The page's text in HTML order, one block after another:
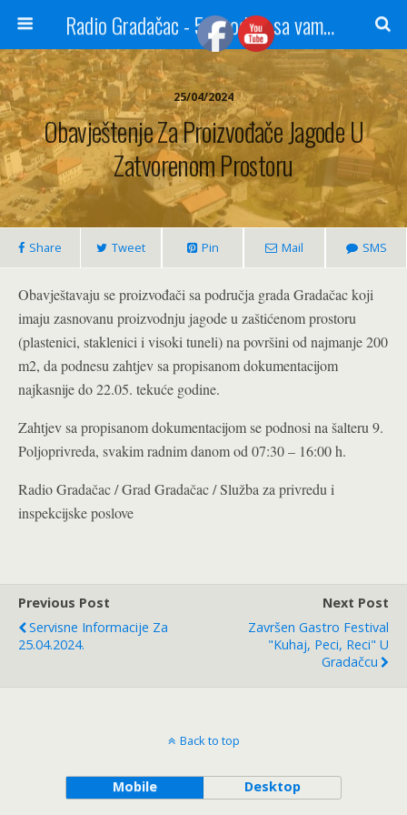
Radio Gradačac - 56 godina sa vama...
25/04/2024
Obavještenje Za Proizvođače Jagode U
Zatvorenom Prostoru
Share Tweet Pin Mail SMS
Obavještavaju se proizvođači sa područja grada Gradačac koji
imaju zasnovanu proizvodnju jagode u zaštićenom prostoru
(plastenici, staklenici i visoki tuneli) na površini od najmanje 200
m2, da podnesu zahtjev sa propisanom dokumentacijom
najkasnije do 22.05. tekuće godine.
Zahtjev sa propisanom dokumentacijom se podnosi na šalteru 9.
Poljoprivreda, svakim radnim danom od 07:30 – 16:00 h.
Radio Gradačac / Grad Gradačac / Služba za privredu i
inspekcijske poslove
Previous Post
Servisne Informacije Za
25.04.2024.
Next Post
Završen Gastro Festival
"Kuhaj, Peci, Reci" U
Gradačcu
Back to top
Mobile Desktop